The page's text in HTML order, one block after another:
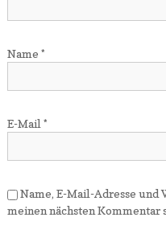
Name *
E-Mail *
Name, E-Mail-Adresse und
meinen nächsten Kommentar